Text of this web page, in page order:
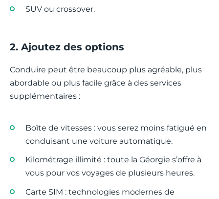
SUV ou crossover.
2. Ajoutez des options
Conduire peut être beaucoup plus agréable, plus
abordable ou plus facile grâce à des services
supplémentaires :
Boîte de vitesses : vous serez moins fatigué en
conduisant une voiture automatique.
Kilométrage illimité : toute la Géorgie s’offre à
vous pour vos voyages de plusieurs heures.
Carte SIM : technologies modernes de